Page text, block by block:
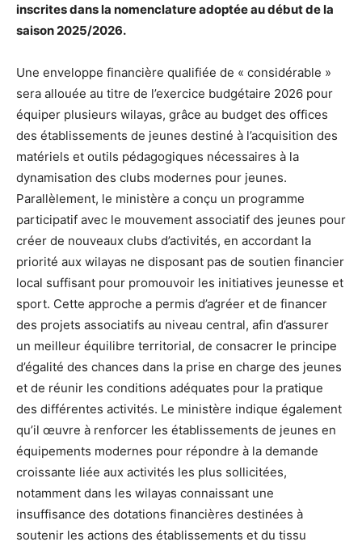
inscrites dans la nomenclature adoptée au début de la
saison 2025/2026.
Une enveloppe financière qualifiée de « considérable »
sera allouée au titre de l’exercice budgétaire 2026 pour
équiper plusieurs wilayas, grâce au budget des offices
des établissements de jeunes destiné à l’acquisition des
matériels et outils pédagogiques nécessaires à la
dynamisation des clubs modernes pour jeunes.
Parallèlement, le ministère a conçu un programme
participatif avec le mouvement associatif des jeunes pour
créer de nouveaux clubs d’activités, en accordant la
priorité aux wilayas ne disposant pas de soutien financier
local suffisant pour promouvoir les initiatives jeunesse et
sport. Cette approche a permis d’agréer et de financer
des projets associatifs au niveau central, afin d’assurer
un meilleur équilibre territorial, de consacrer le principe
d’égalité des chances dans la prise en charge des jeunes
et de réunir les conditions adéquates pour la pratique
des différentes activités. Le ministère indique également
qu’il œuvre à renforcer les établissements de jeunes en
équipements modernes pour répondre à la demande
croissante liée aux activités les plus sollicitées,
notamment dans les wilayas connaissant une
insuffisance des dotations financières destinées à
soutenir les actions des établissements et du tissu